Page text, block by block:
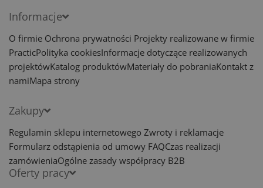
Informacje
O firmie Ochrona prywatności Projekty realizowane w firmie
PracticPolityka cookiesInformacje dotyczące realizowanych
projektówKatalog produktówMateriały do pobraniaKontakt z
namiMapa strony
Zakupy
Regulamin sklepu internetowego Zwroty i reklamacje
Formularz odstąpienia od umowy FAQCzas realizacji
zamówieniaOgólne zasady współpracy B2B
Oferty pracy